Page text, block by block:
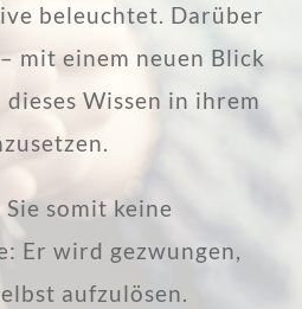
beleuchtet. Darüber
mit einem neuen Blick
Wissen in ihrem
Sie somit keine
Er wird gezwungen,
aufzulösen.